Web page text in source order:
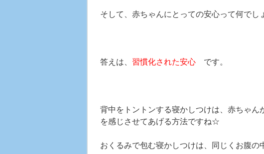
そして、赤ちゃんにとっての安心って何でし
答えは、 習慣化された安心 です。
背中をトントンする寝かしつけは、赤ちゃ
を感じさせてあげる方法ですね☆
おくるみで包む寝かしつけは、同じくお腹